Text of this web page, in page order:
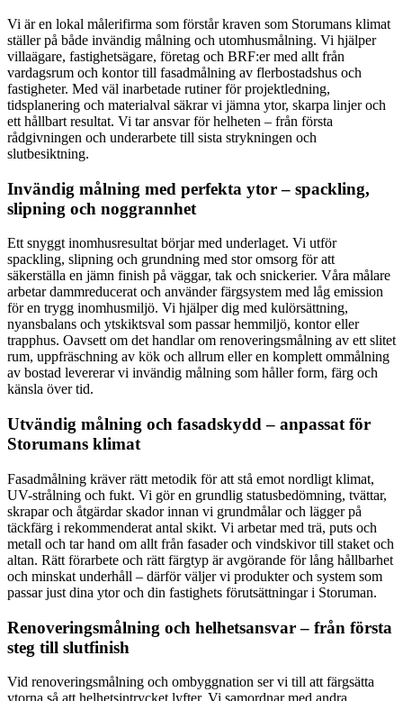
Vi är en lokal målerifirma som förstår kraven som Storumans klimat
ställer på både invändig målning och utomhusmålning. Vi hjälper
villaägare, fastighetsägare, företag och BRF:er med allt från
vardagsrum och kontor till fasadmålning av flerbostadshus och
fastigheter. Med väl inarbetade rutiner för projektledning,
tidsplanering och materialval säkrar vi jämna ytor, skarpa linjer och
ett hållbart resultat. Vi tar ansvar för helheten – från första
rådgivningen och underarbete till sista strykningen och
slutbesiktning.
Invändig målning med perfekta ytor – spackling,
slipning och noggrannhet
Ett snyggt inomhusresultat börjar med underlaget. Vi utför
spackling, slipning och grundning med stor omsorg för att
säkerställa en jämn finish på väggar, tak och snickerier. Våra målare
arbetar dammreducerat och använder färgsystem med låg emission
för en trygg inomhusmiljö. Vi hjälper dig med kulörsättning,
nyansbalans och ytskiktsval som passar hemmiljö, kontor eller
trapphus. Oavsett om det handlar om renoveringsmålning av ett slitet
rum, uppfräschning av kök och allrum eller en komplett ommålning
av bostad levererar vi invändig målning som håller form, färg och
känsla över tid.
Utvändig målning och fasadskydd – anpassat för
Storumans klimat
Fasadmålning kräver rätt metodik för att stå emot nordligt klimat,
UV-strålning och fukt. Vi gör en grundlig statusbedömning, tvättar,
skrapar och åtgärdar skador innan vi grundmålar och lägger på
täckfärg i rekommenderat antal skikt. Vi arbetar med trä, puts och
metall och tar hand om allt från fasader och vindskivor till staket och
altan. Rätt förarbete och rätt färgtyp är avgörande för lång hållbarhet
och minskat underhåll – därför väljer vi produkter och system som
passar just dina ytor och din fastighets förutsättningar i Storuman.
Renoveringsmålning och helhetsansvar – från första
steg till slutfinish
Vid renoveringsmålning och ombyggnation ser vi till att färgsätta